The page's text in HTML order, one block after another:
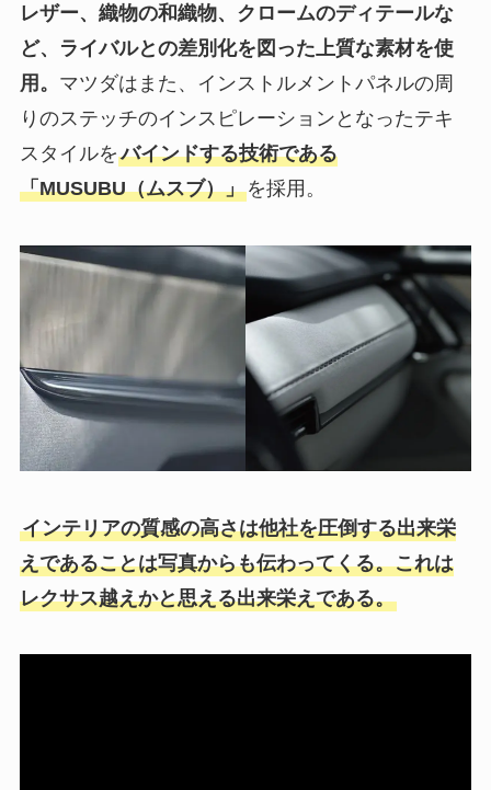
レザー、織物の和織物、クロームのディテールな
ど、ライバルとの差別化を図った上質な素材を使
用。 マツダはまた、インストルメントパネルの周
りのステッチのインスピレーションとなったテキ
スタイルをバインドする技術である
「MUSUBU（ムスブ）」を採用。
インテリアの質感の高さは他社を圧倒する出来栄
えであることは写真からも伝わってくる。これは
レクサス越えかと思える出来栄えである。